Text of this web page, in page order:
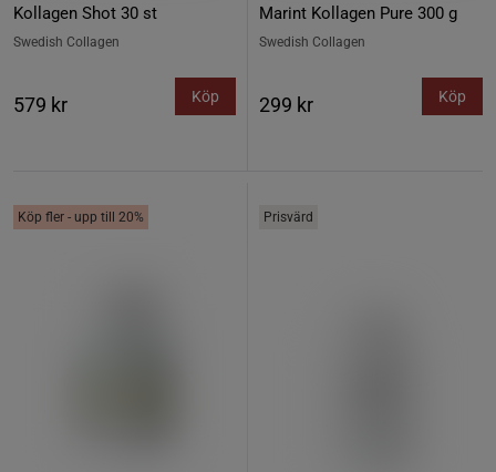
Kollagen Shot 30 st
Swedish Collagen
579 kr Köp
Marint Kollagen Pure 300 g
Swedish Collagen
299 kr Köp
Köp fler - upp till 20% Prisvärd